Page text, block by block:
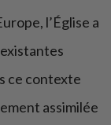
l’Église a
ce contexte
assimilée